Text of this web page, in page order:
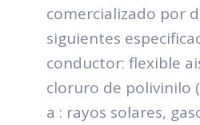
comercializado por
siguientes
conductor: flexible
cloruro de polivinilo
a : rayos solares,